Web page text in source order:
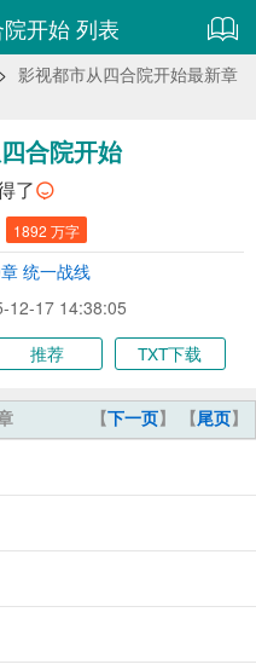
开始 列表
影视都市从四合院开始最新章
合院开始
了
1892 万字
统一战线
12-17 14:38:05
推荐 TXT下载
【下一页】 【尾页】